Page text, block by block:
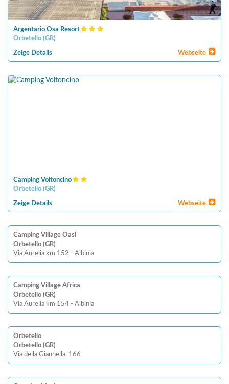
Argentario Osa Resort
Orbetello (GR)
Zeige Details Webseite
Camping Voltoncino
Orbetello (GR)
Zeige Details Webseite
Camping Village Oasi
Orbetello (GR)
Via Aurelia km 152 - Albinia
Camping Village Africa
Orbetello (GR)
Via Aurelia km 154 - Albinia
Orbetello
Orbetello (GR)
Via della Giannella, 166